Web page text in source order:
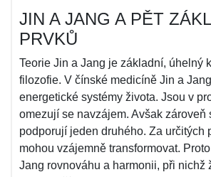
JIN A JANG A PĚT
PRVKŮ
Teorie Jin a Jang je základní, úhelný
filozofie. V čínské medicíně Jin a
energetické systémy života. Jsou v
omezují se navzájem. Avšak zároveň
podporují jeden druhého. Za určitých
mohou vzájemně transformovat.
Jang rovnováhu a harmonii, při nichž